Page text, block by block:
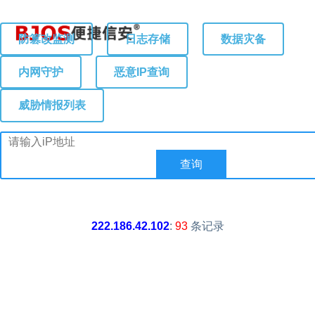
防篡改监测 日志存储 数据灾备
内网守护 恶意IP查询
威胁情报列表
222.186.42.102: 93条记录